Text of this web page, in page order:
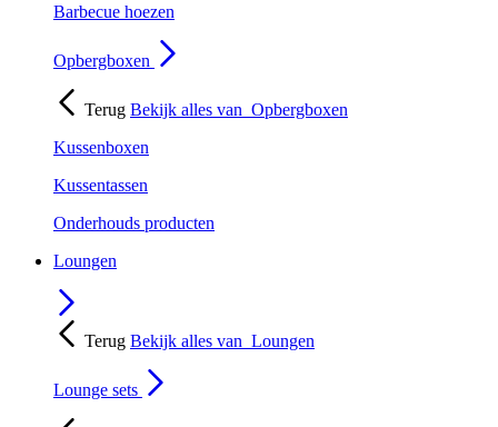
Barbecue hoezen
Opbergboxen
Terug Bekijk alles van Opbergboxen
Kussenboxen
Kussentassen
Onderhouds producten
Loungen
Terug Bekijk alles van Loungen
Lounge sets